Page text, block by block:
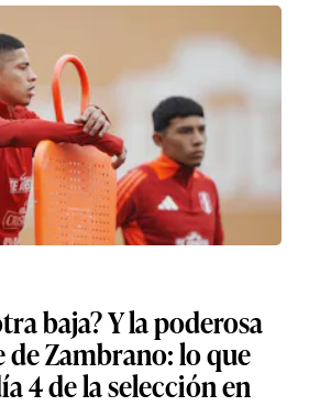
baja? Y la poderosa
de Zambrano: lo que
4 de la selección en